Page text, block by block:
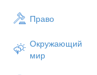
Право
Окружающий
мир